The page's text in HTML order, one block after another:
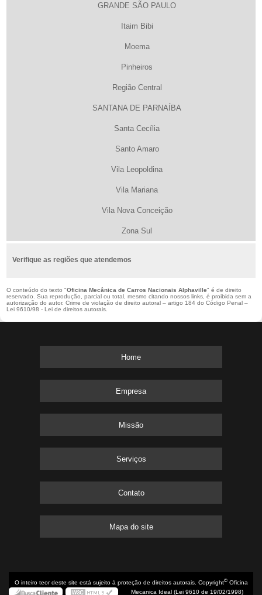
GRANDE SÃO PAULO
Itaim Bibi
Moema
Pinheiros
Região Central
SANTANA DE PARNAÍBA
Santa Cecília
Santo Amaro
Vila Leopoldina
Vila Mariana
Vila Nova Conceição
Zona Sul
Verifique as regiões que atendemos
O conteúdo do texto "Oficina Mecânica de Carros Nacionais Alphaville" é de direito
reservado. Sua reprodução, parcial ou total, mesmo citando nossos links, é proibida sem a
autorização do autor. Crime de violação de direito autoral – artigo 184 do Código Penal –
Lei 9610/98 - Lei de direitos autorais
Home
Empresa
Missão
Serviços
Contato
Mapa do site
O inteiro teor deste site está sujeito à proteção de direitos autorais. Copyright©Oficina
Mecanica Ideal (Lei 9610 de 19/02/1998)